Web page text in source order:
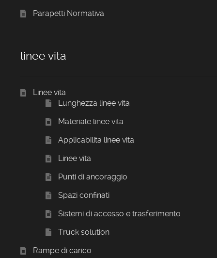
Parapetti Normativa
linee vita
Linee vita
Lunghezza linee vita
Materiale linee vita
Applicabilita linee vita
Linee vita
Punti di ancoraggio
Spazi confinati
Sistemi di accesso e trasferimento
Truck solution
Rampe di carico